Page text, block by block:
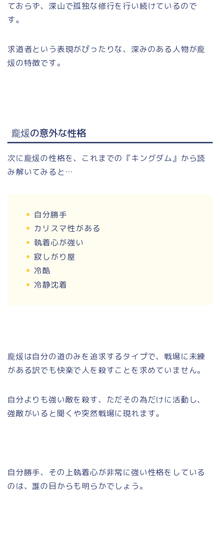
ておらず、深山で孤独な修行を行い続けているので
す。
求道者という表現がぴったりな、深みのある人物が龐
煖の特徴です。
龐煖の意外な性格
次に龐煖の性格を、これまでの『キングダム』から読
み解いてみると…
自分勝手
カリスマ性がある
執着心が強い
寂しがり屋
冷酷
冷静沈着
龐煖は自分の道のみを追求するタイプで、戦場に未練
がある訳でも快楽で人を殺すことを求めていません。
自分よりも強い敵を殺す、ただその為だけに活動し、
強敵がいると聞くや突然戦場に現れます。
自分勝手、その上執着心が非常に強い性格をしている
のは、誰の目からも明らかでしょう。